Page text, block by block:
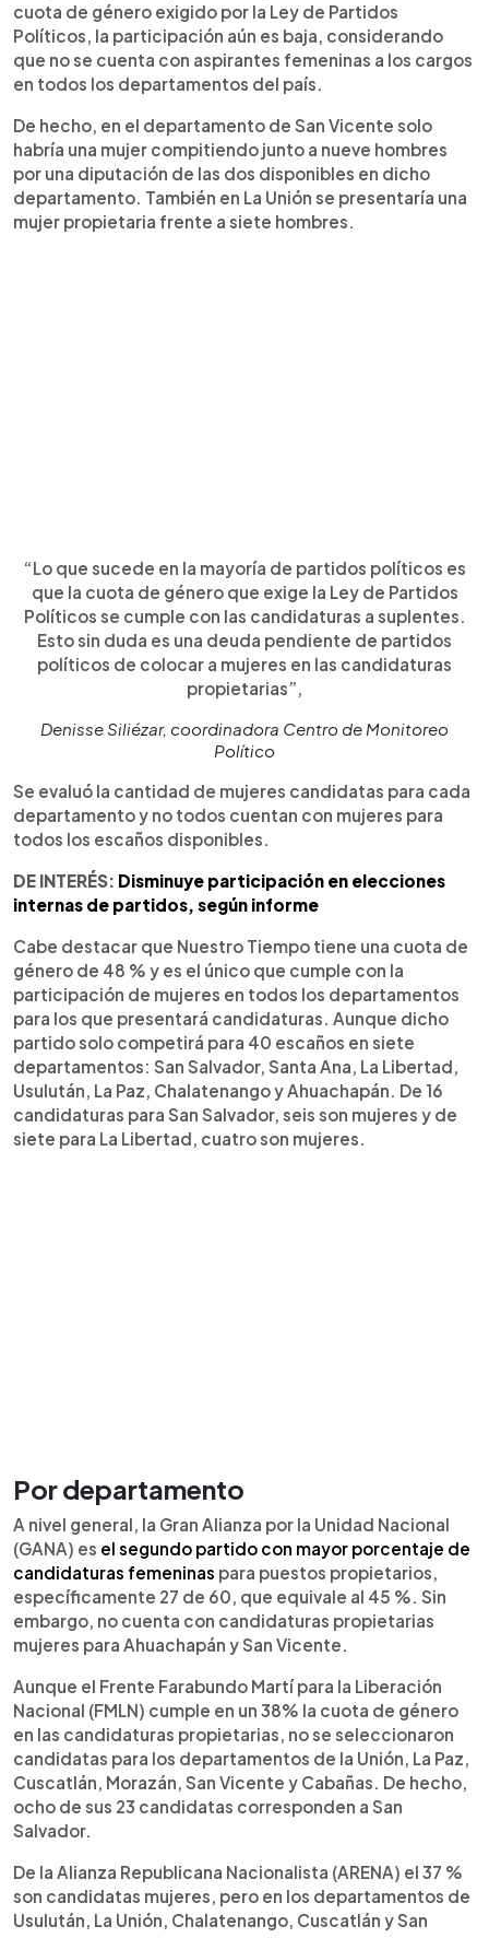
cuota de género exigido por la Ley de Partidos
Políticos, la participación aún es baja, considerando
que no se cuenta con aspirantes femeninas a los cargos
en todos los departamentos del país.
De hecho, en el departamento de San Vicente solo
habría una mujer compitiendo junto a nueve hombres
por una diputación de las dos disponibles en dicho
departamento. También en La Unión se presentaría una
mujer propietaria frente a siete hombres.
“Lo que sucede en la mayoría de partidos políticos es
que la cuota de género que exige la Ley de Partidos
Políticos se cumple con las candidaturas a suplentes.
Esto sin duda es una deuda pendiente de partidos
políticos de colocar a mujeres en las candidaturas
propietarias”,
Denisse Siliézar, coordinadora Centro de Monitoreo
Político
Se evaluó la cantidad de mujeres candidatas para cada
departamento y no todos cuentan con mujeres para
todos los escaños disponibles.
DE INTERÉS: Disminuye participación en elecciones
internas de partidos, según informe
Cabe destacar que Nuestro Tiempo tiene una cuota de
género de 48 % y es el único que cumple con la
participación de mujeres en todos los departamentos
para los que presentará candidaturas. Aunque dicho
partido solo competirá para 40 escaños en siete
departamentos: San Salvador, Santa Ana, La Libertad,
Usulután, La Paz, Chalatenango y Ahuachapán. De 16
candidaturas para San Salvador, seis son mujeres y de
siete para La Libertad, cuatro son mujeres.
Por departamento
A nivel general, la Gran Alianza por la Unidad Nacional
(GANA) es el segundo partido con mayor porcentaje de
candidaturas femeninas para puestos propietarios,
específicamente 27 de 60, que equivale al 45 %. Sin
embargo, no cuenta con candidaturas propietarias
mujeres para Ahuachapán y San Vicente.
Aunque el Frente Farabundo Martí para la Liberación
Nacional (FMLN) cumple en un 38% la cuota de género
en las candidaturas propietarias, no se seleccionaron
candidatas para los departamentos de la Unión, La Paz,
Cuscatlán, Morazán, San Vicente y Cabañas. De hecho,
ocho de sus 23 candidatas corresponden a San
Salvador.
De la Alianza Republicana Nacionalista (ARENA) el 37 %
son candidatas mujeres, pero en los departamentos de
Usulután, La Unión, Chalatenango, Cuscatlán y San